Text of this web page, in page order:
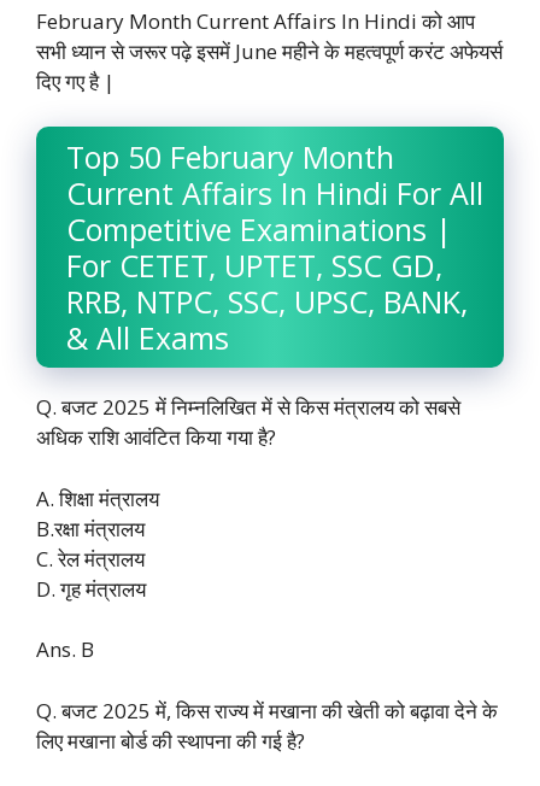
February Month Current Affairs In Hindi को आप
सभी ध्यान से जरूर पढ़े इसमें June महीने के महत्वपूर्ण करंट अफेयर्स
दिए गए है |
Top 50 February Month
Current Affairs In Hindi For All
Competitive Examinations |
For CETET, UPTET, SSC GD,
RRB, NTPC, SSC, UPSC, BANK,
& All Exams
Q. बजट 2025 में निम्नलिखित में से किस मंत्रालय को सबसे
अधिक राशि आवंटित किया गया है?
A. शिक्षा मंत्रालय
B.रक्षा मंत्रालय
C. रेल मंत्रालय
D. गृह मंत्रालय
Ans. B
Q. बजट 2025 में, किस राज्य में मखाना की खेती को बढ़ावा देने के
लिए मखाना बोर्ड की स्थापना की गई है?